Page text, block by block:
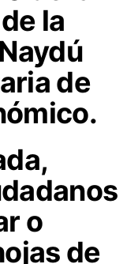
la
de
o
de